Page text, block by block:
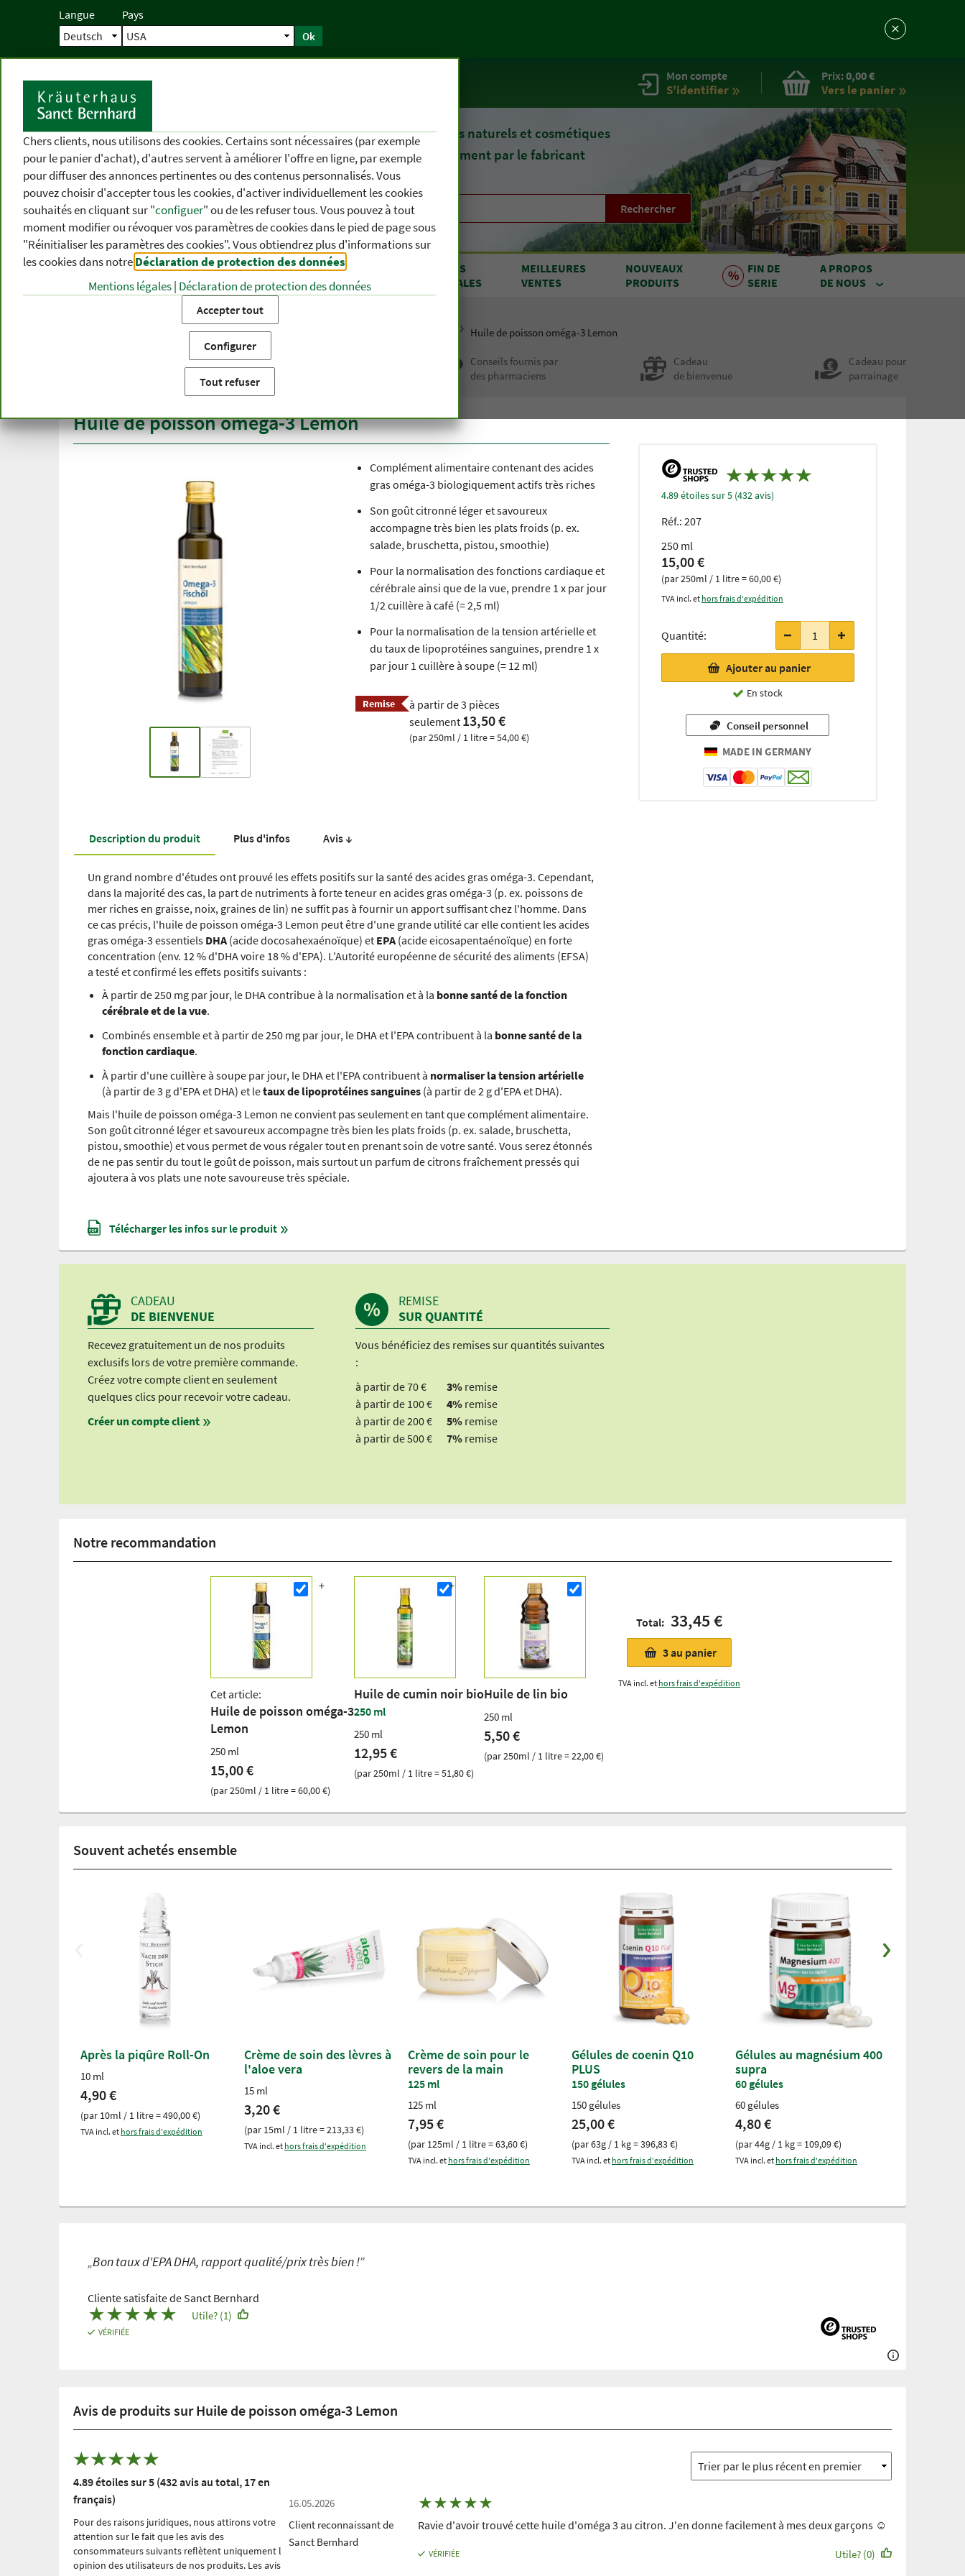
Langue Pays
Ok
Accueil Mon compte
S'identifier
Prix:0,00 €
Vers le panier
Depuis 1903, des remèdes naturels et cosmétiques
fournis directement par le fabricant
Rechercher
CATÉGORIES
DE PRODUITS
DIFFÉRENTS
THÈMES
PRODUITS
DE A À Z
OFFRES
SPÉCIALES
MEILLEURES
VENTES
NOUVEAUX
PRODUITS
FIN DE
SERIE
A PROPOS
DE NOUS
Catégories de produits
Huile de poisson oméga-3 Lemon
Conseils fournis par
des pharmaciens
Cadeau
de bienvenue
Cadeau pour
parrainage
Huile de poisson oméga-3 Lemon
4.89 étoiles sur 5 (432 avis)
Réf.: 207
250 ml
15,00 €
(par 250ml / 1 litre = 60,00 €)
13,50 €
(par 250ml
/ 1 litre =
TVA incl. et hors frais d'expédition
Quantité:
Ajouter au panier
En stock
Conseil personnel
Complément alimentaire contenant des acides
gras oméga-3 biologiquement actifs très riches
Son goût citronné léger et savoureux
accompagne très bien les plats froids (p. ex.
salade, bruschetta, pistou, smoothie)
Pour la normalisation des fonctions cardiaque et
cérébrale ainsi que de la vue, prendre 1 x par jour
1/2 cuillère à café (= 2,5 ml)
Pour la normalisation de la tension artérielle et
du taux de lipoprotéines sanguines, prendre 1 x
par jour 1 cuillère à soupe (= 12 ml)
Remise
à partir de 3 pièces
seulement 13,50 €
(par 250ml / 1 litre = 54,00 €)
Description du produit Plus d'infos Avis ↓
Un grand nombre d'études ont prouvé les effets positifs sur la santé des acides gras oméga-3. Cependant,
dans la majorité des cas, la part de nutriments à forte teneur en acides gras oméga-3 (p. ex. poissons de
mer riches en graisse, noix, graines de lin) ne suffit pas à fournir un apport suffisant chez l'homme. Dans
ce cas précis, l'huile de poisson oméga-3 Lemon peut être d'une grande utilité car elle contient les acides
gras oméga-3 essentiels DHA (acide docosahexaénoïque) et EPA (acide eicosapentaénoïque) en forte
concentration (env. 12 % d'DHA voire 18 % d'EPA). L'Autorité européenne de sécurité des aliments (EFSA)
a testé et confirmé les effets positifs suivants :
À partir de 250 mg par jour, le DHA contribue à la normalisation et à la bonne santé de la fonction
cérébrale et de la vue.
Combinés ensemble et à partir de 250 mg par jour, le DHA et l'EPA contribuent à la bonne santé de la
fonction cardiaque.
À partir d'une cuillère à soupe par jour, le DHA et l'EPA contribuent à normaliser la tension artérielle
(à partir de 3 g d'EPA et DHA) et letaux de lipoprotéines sanguines (à partir de 2 g d'EPA et DHA).
Mais l'huile de poisson oméga-3 Lemon ne convient pas seulement en tant que complément alimentaire.
Son goût citronné léger et savoureux accompagne très bien les plats froids (p. ex. salade, bruschetta,
pistou, smoothie) et vous permet de vous régaler tout en prenant soin de votre santé. Vous serez étonnés
de ne pas sentir du tout le goût de poisson, mais surtout un parfum de citrons fraîchement pressés qui
ajoutera à vos plats une note savoureuse très spéciale.
Télécharger les infos sur le produit
Notre recommandation
Cet article:
Huile de poisson oméga-3
Lemon
250 ml
15,00 €
(par 250ml / 1 litre = 60,00 €)
Huile de cumin noir bio
250 ml
250 ml
12,95 €
(par 250ml / 1 litre = 51,80 €)
Huile de lin bio
250 ml
5,50 €
(par 250ml / 1 litre = 22,00 €)
Total: 33,45 €
3au panier
TVA incl. et hors frais d'expédition
Souvent achetés ensemble
Après la piqûre Roll-On
10 ml
4,90 €
(par 10ml / 1 litre = 490,00 €)
TVA incl. et hors frais d'expédition
Crème de soin des lèvres à
l'aloe vera
15 ml
3,20 €
(par 15ml / 1 litre = 213,33 €)
TVA incl. et hors frais d'expédition
Crème de soin pour le
revers de la main
125 ml
125 ml
7,95 €
(par 125ml / 1 litre = 63,60 €)
TVA incl. et hors frais d'expédition
Gélules de coenin Q10
PLUS
150 gélules
150 gélules
25,00 €
(par 63g / 1 kg = 396,83 €)
TVA incl. et hors frais d'expédition
Gélules au magnésium 400
supra
60 gélules
60 gélules
4,80 €
(par 44g / 1 kg = 109,09 €)
TVA incl. et hors frais d'expédition
„Bon taux d'EPA DHA, rapport qualité/prix très bien !”
Cliente satisfaite de Sanct Bernhard
★★★★★
VÉRIFIÉE
Utile? (1)
Avis de produits sur Huile de poisson oméga-3 Lemon
4.89 étoiles sur 5 (432 avis au total, 17 en
français)
Pour des raisons juridiques, nous attirons votre
attention sur le fait que les avis des
consommateurs suivants reflètent uniquement l
́opinion des utilisateurs de nos produits. Les avis
16.05.2026
Client reconnaissant de
Sanct Bernhard
★★★★★
Ravie d'avoir trouvé cette huile d'oméga 3 au citron. J'en donne facilement à mes deux garçons ☺️
VÉRIFIÉE Utile? (0)
CADEAU
DE BIENVENUE
Recevez gratuitement un de nos produits
exclusifs lors de votre première commande.
Créez votre compte client en seulement
quelques clics pour recevoir votre cadeau.
Créer un compte client
REMISE
SUR QUANTITÉ
Vous bénéficiez des remises sur quantités suivantes
:
à partir de 70 €
3% remise
à partir de 100 €
4% remise
à partir de 200 €
5% remise
à partir de 500 €
7% remise
Chers clients, nous utilisons des cookies. Certains sont nécessaires (par exemple
pour le panier d'achat), d'autres servent à améliorer l'offre en ligne, par exemple
pour diffuser des annonces pertinentes ou des contenus personnalisés. Vous
pouvez choisir d'accepter tous les cookies, d'activer individuellement les cookies
souhaités en cliquant sur "configuer" ou de les refuser tous. Vous pouvez à tout
moment modifier ou révoquer vos paramètres de cookies dans le pied de page sous
"Réinitialiser les paramètres des cookies". Vous obtiendrez plus d'informations sur
les cookies dans notreDéclaration de protection des données
Mentions légales| Déclaration de protection des données
Accepter tout
Configurer
Tout refuser